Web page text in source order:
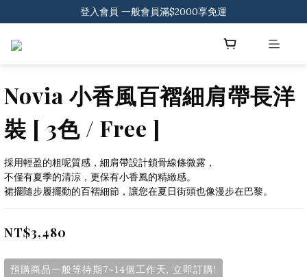
登入會員 一般會員滿$2000享免運
下載官方APP 領300元優惠券
Novia 小香風百褶細肩帶長洋
裝 [ 3色 / Free ]
採用輕盈的粗呢質感，細肩帶設計鎖骨線條微露，
不僅有夏季的清涼，更保有小香風的精緻感。
裙擺隨步履擺動的百褶細節，讓您在夏日街頭也像漫步在巴黎。
NT$3,480
預購商品一般等待期7~14個工作天, 立即訂購!